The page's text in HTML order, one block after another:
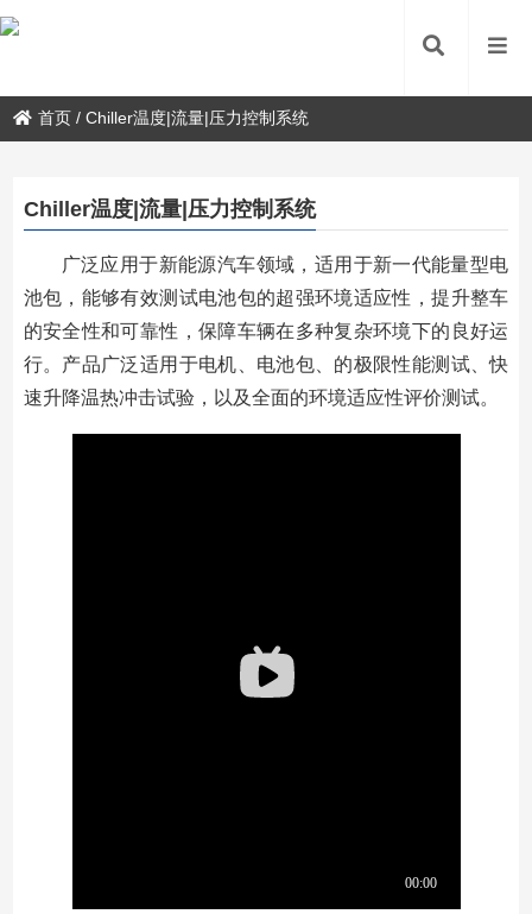
首页 /Chiller温度|流量|压力控制系统
Chiller温度|流量|压力控制系统
广泛应用于新能源汽车领域，适用于新一代能量型电
池包，能够有效测试电池包的超强环境适应性，提升整车
的安全性和可靠性，保障车辆在多种复杂环境下的良好运
行。产品广泛适用于电机、电池包、的极限性能测试、快
速升降温热冲击试验，以及全面的环境适应性评价测试。